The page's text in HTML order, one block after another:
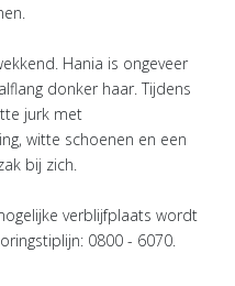
Hania is ongeveer
donker haar. Tijdens
jurk met
witte schoenen en een
bij zich.
verblijfplaats wordt
0800 - 6070.